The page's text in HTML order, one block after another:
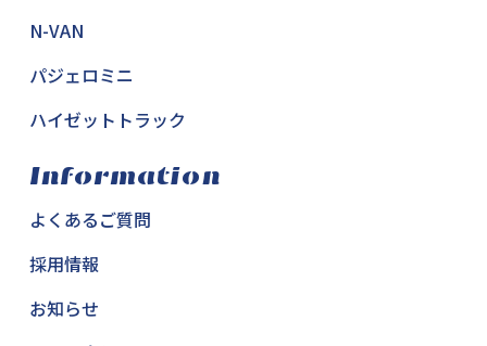
N-VAN
パジェロミニ
ハイゼットトラック
Information
よくあるご質問
採用情報
お知らせ